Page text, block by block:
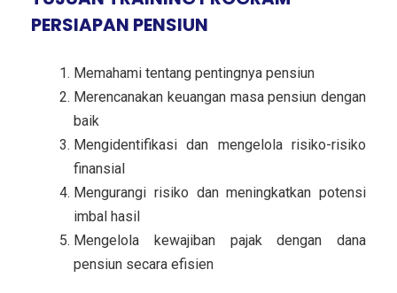
PERSIAPAN PENSIUN
Memahami tentang pentingnya pensiun
Merencanakan keuangan masa pensiun dengan
baik
Mengidentifikasi dan mengelola risiko-risiko
finansial
Mengurangi risiko dan meningkatkan potensi
imbal hasil
Mengelola kewajiban pajak dengan dana
pensiun secara efisien